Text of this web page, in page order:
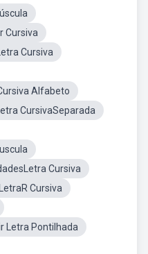
Cursiva
Cursiva
Alfabeto
Letra CursivaSeparada
Cursiva
Cursiva
Letra Pontilhada